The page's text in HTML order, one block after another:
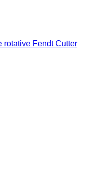
rotative Fendt Cutter